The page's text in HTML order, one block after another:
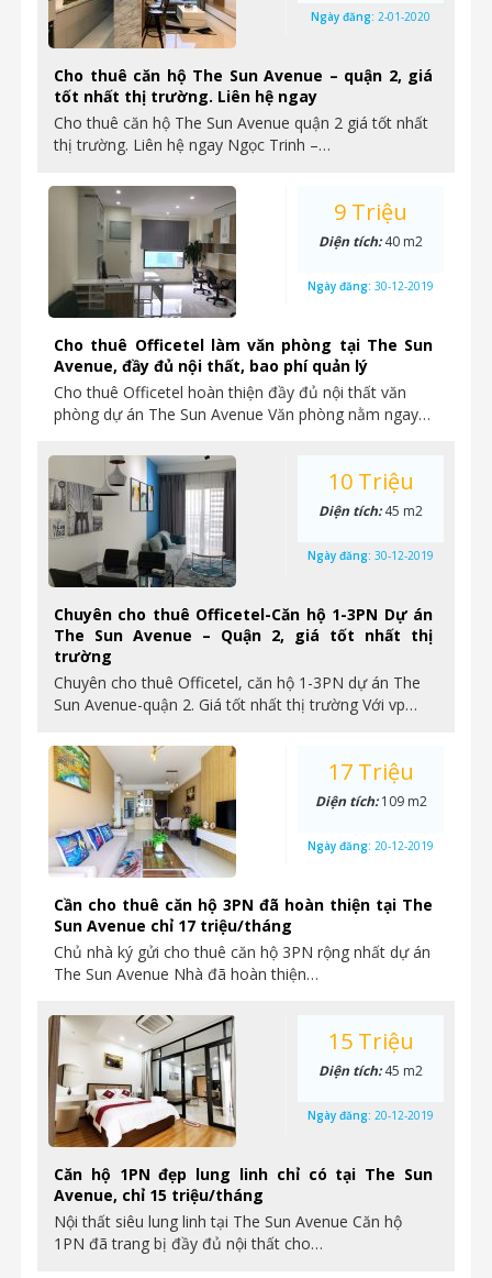
Cho thuê căn hộ The Sun Avenue – quận 2, giá
tốt nhất thị trường. Liên hệ ngay
Cho thuê căn hộ The Sun Avenue quận 2 giá tốt nhất
thị trường. Liên hệ ngay Ngọc Trinh –…
Ngày đăng: 2-01-2020
Cho thuê Officetel làm văn phòng tại The Sun
Avenue, đầy đủ nội thất, bao phí quản lý
Cho thuê Officetel hoàn thiện đầy đủ nội thất văn
phòng dự án The Sun Avenue Văn phòng nằm ngay…
9 Triệu
Diện tích:40 m2
Ngày đăng: 30-12-2019
Chuyên cho thuê Officetel-Căn hộ 1-3PN Dự án
The Sun Avenue – Quận 2, giá tốt nhất thị
trường
Chuyên cho thuê Officetel, căn hộ 1-3PN dự án The
Sun Avenue-quận 2. Giá tốt nhất thị trường Với vp…
10 Triệu
Diện tích:45 m2
Ngày đăng: 30-12-2019
Cần cho thuê căn hộ 3PN đã hoàn thiện tại The
Sun Avenue chỉ 17 triệu/tháng
Chủ nhà ký gửi cho thuê căn hộ 3PN rộng nhất dự án
The Sun Avenue Nhà đã hoàn thiện…
17 Triệu
Diện tích:109 m2
Ngày đăng: 20-12-2019
Căn hộ 1PN đẹp lung linh chỉ có tại The Sun
Avenue, chỉ 15 triệu/tháng
Nội thất siêu lung linh tại The Sun Avenue Căn hộ
1PN đã trang bị đầy đủ nội thất cho…
15 Triệu
Diện tích:45 m2
Ngày đăng: 20-12-2019